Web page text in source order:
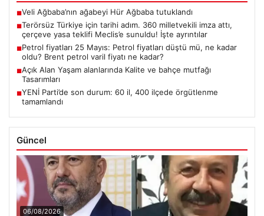
■Veli Ağbaba’nın ağabeyi Hür Ağbaba tutuklandı
■Terörsüz Türkiye için tarihi adım. 360 milletvekili imza attı,
çerçeve yasa teklifi Meclis’e sunuldu! İşte ayrıntılar
■Petrol fiyatları 25 Mayıs: Petrol fiyatları düştü mü, ne kadar
oldu? Brent petrol varil fiyatı ne kadar?
■Açık Alan Yaşam alanlarında Kalite ve bahçe mutfağı
Tasarımları
■YENİ Parti’de son durum: 60 il, 400 ilçede örgütlenme
tamamlandı
Güncel
06/08/2026